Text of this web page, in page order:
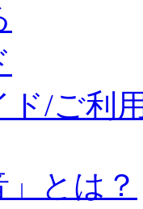
ド/ご利
」とは？